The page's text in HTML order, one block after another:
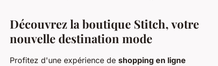
Découvrez la boutique Stitch, votre
nouvelle destination mode
Profitez d'une expérience de shopping en ligne